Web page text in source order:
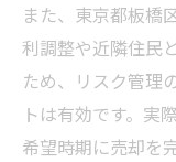
また、東京都板橋
利調整や近隣住民
ため、リスク管理
トは有効です。実
希望時期に売却を